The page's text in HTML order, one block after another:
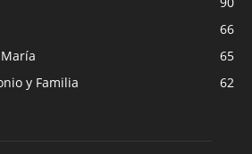
66
65
y Familia
62